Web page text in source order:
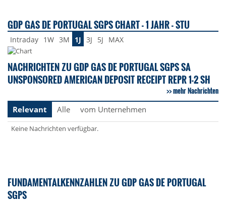
GDP GAS DE PORTUGAL SGPS CHART - 1 JAHR - STU
Intraday 1W 3M 1J 3J 5J MAX
NACHRICHTEN ZU GDP GAS DE PORTUGAL SGPS SA
UNSPONSORED AMERICAN DEPOSIT RECEIPT REPR 1-2 SH
mehr Nachrichten
Relevant
Alle vom Unternehmen
Keine Nachrichten verfügbar.
FUNDAMENTALKENNZAHLEN ZU GDP GAS DE PORTUGAL
SGPS